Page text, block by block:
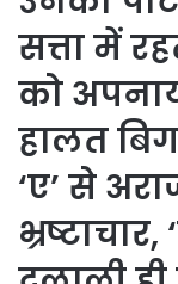
सत्ता में
को
हालत
‘ए’ से